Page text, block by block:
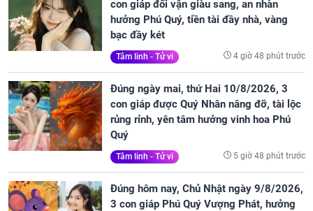
con giáp đổi vận giàu sang, an nhàn
hưởng Phú Quý, tiền tài đầy nhà, vàng
bạc đầy két
Tâm linh - Tử vi 4 giờ 48 phút trước
Đúng ngày mai, thứ Hai 10/8/2026, 3
con giáp được Quý Nhân nâng đỡ, tài lộc
rủng rỉnh, yên tâm hưởng vinh hoa Phú
Quý
Tâm linh - Tử vi 5 giờ 48 phút trước
Đúng hôm nay, Chủ Nhật ngày 9/8/2026,
3 con giáp Phú Quý Vượng Phát, hưởng